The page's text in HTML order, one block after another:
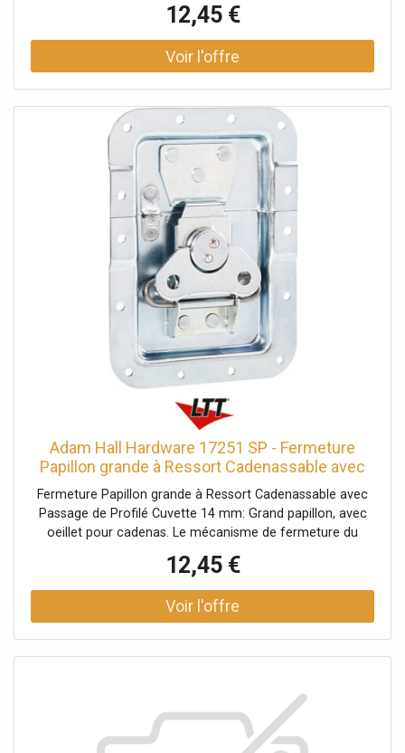
automatiquement guidé vers l'extérieur dans sa position
d'ouverture d'environ 30º. Si nécessaire, le crochet de
fermeture peut également être déplacé vers l'extérieur.
Données techniques: Type de produit: Systèmes de
Surface: galvanisé, Ø trous de fixation: 5,1 mm,
Verrouillable: avec oeillets pour cadenas, Type cuvette:
non cranté, Taille cuvette: grand, Profondeur cuvette: 10
mm, Protection par rivets: Non, avec passage de profilé:
Oui, Fonction Push-Flat: Non, Poids: 0,45 kg
12,45 €
Adam Hall Hardware 17251 SP - Fermeture
Papillon grande à Ressort Cadenassable avec
Passage de - Serrures
Fermeture Papillon grande à Ressort Cadenassable avec
Passage de Profilé Cuvette 14 mm: Grand papillon, avec
oeillet pour cadenas. Le mécanisme de fermeture du
automatiquement guidé vers l'extérieur dans sa position
d'ouverture d'environ 30º. Si nécessaire, le crochet de
fermeture peut également être déplacé vers l'extérieur.
Données techniques: Type de produit: Systèmes de
passage de profilé, Taille cuvette: grand, Profondeur
cuvette: 14 mm, Protection par rivets: Non, avec passage
de profilé: Oui, Fonction Push-Flat: Non, Poids: 0,46 kg
12,45 €